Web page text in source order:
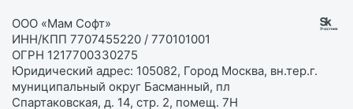
ООО «Мам Софт»
ИНН/КПП 7707455220 / 770101001
ОГРН 1217700330275
Юридический адрес: 105082, Город Москва, вн.тер.г.
муниципальный округ Басманный, пл
Спартаковская, д. 14, стр. 2, помещ. 7Н